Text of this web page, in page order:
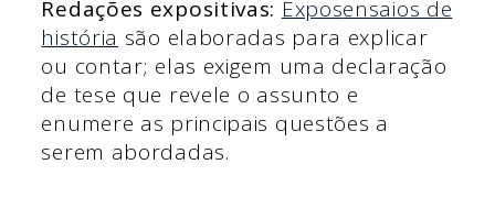
Redações expositivas: Exposensaios de
história são elaboradas para explicar
ou contar; elas exigem uma declaração
de tese que revele o assunto e
enumere as principais questões a
serem abordadas.